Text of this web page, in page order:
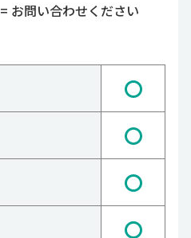
= お問い合わせください
〇
〇
〇
〇